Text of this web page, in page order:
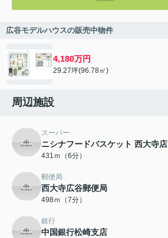
広谷モデルハウスの販売中物件
4,180万円
29.27坪(96.78㎡)
周辺施設
スーパー
ニシナフードバスケット 西大寺店
431ｍ（6分）
郵便局
西大寺広谷郵便局
498ｍ（7分）
銀行
中国銀行松崎支店